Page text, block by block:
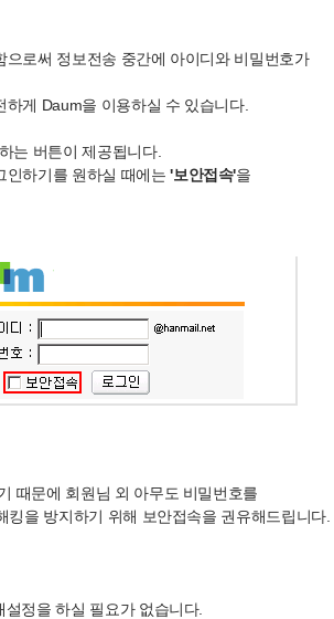
로써 정보전송 중간에 아이디와 비밀번호가
게 Daum을 이용하실 수 있습니다.
는 버튼이 제공됩니다.
인하기를 원하실 때에는'보안접속'을
때문에 회원님 외 아무도 비밀번호를
을 방지하기 위해 보안접속을 권유해드립니다.
정을 하실 필요가 없습니다.